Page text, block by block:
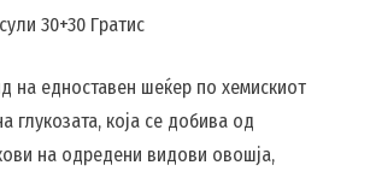
30+30 Гратис
на едноставен шеќер по хемискиот
глукозата, која се добива од
на одредени видови овошја,